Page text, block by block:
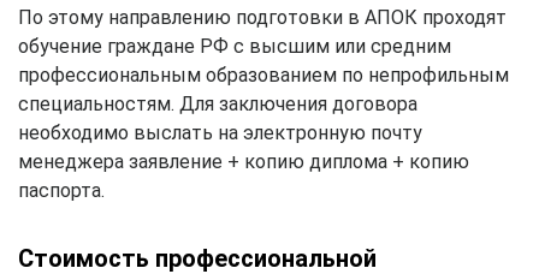
По этому направлению подготовки в АПОК проходят
обучение граждане РФ с высшим или средним
профессиональным образованием по непрофильным
специальностям. Для заключения договора
необходимо выслать на электронную почту
менеджера заявление + копию диплома + копию
паспорта.
Стоимость профессиональной